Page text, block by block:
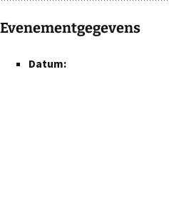
Evenementgegevens
Datum: